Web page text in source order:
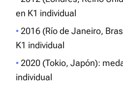
en K1 individual
2016 (Río de Janeiro,
K1 individual
2020 (Tokio, Japón):
individual